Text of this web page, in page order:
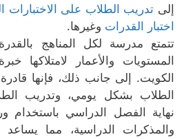
إلى تدريب الطلاب على الاختبارات
اختبار القدرات وغيرها.
تتمتع مدرسة لكل المناهج
المستويات والأعمار لامتلاكها
الكويت. إلى جانب ذلك، فإنها
الطلاب بشكل يومي، وتدريب
نهاية الفصل الدراسي باستخدام
والمذكرات الدراسية، مما